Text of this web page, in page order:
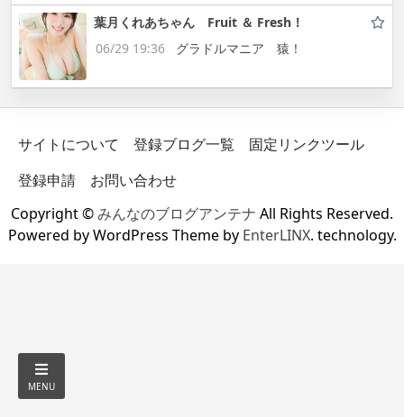
葉月くれあちゃん Fruit ＆ Fresh！
06/29 19:36
グラドルマニア 猿！
サイトについて 登録ブログ一覧
固定リンクツール
登録申請
お問い合わせ
Copyright ©みんなのブログアンテナ All Rights Reserved.
Powered by WordPress Theme by EnterLINX. technology.
MENU